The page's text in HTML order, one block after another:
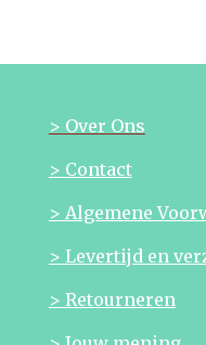
> Over Ons
> Contact
> Algemene
> Levertijd en
> Retourneren